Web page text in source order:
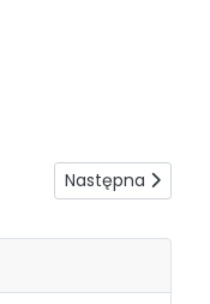
- 04.08.2024r.
Następna strona:
Następna